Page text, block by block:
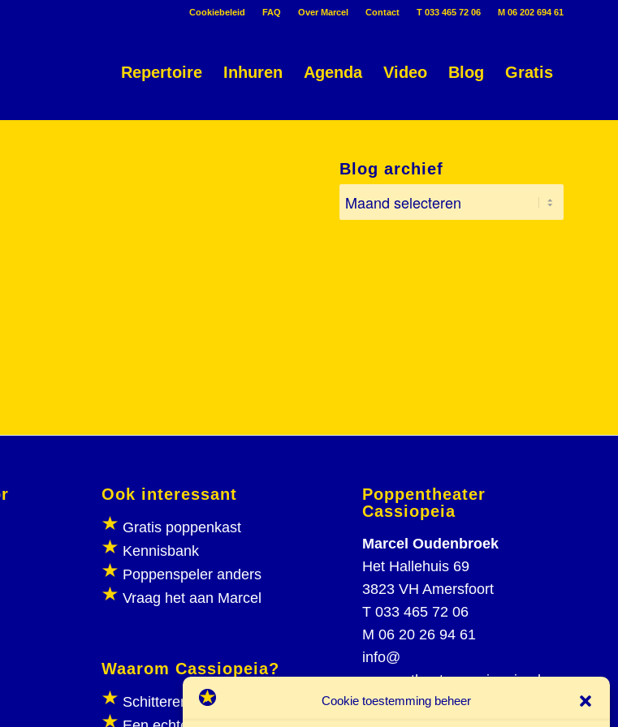
Cookie toestemming beheer
Cookiebeleid FAQ Over Marcel Contact T 033 465 72 06 M 06 202 694 61
Repertoire Inhuren Agenda Video Blog Gratis
Blog archief
Ook interessant
Gratis poppenkast
Kennisbank
Poppenspeler anders
Vraag het aan Marcel
Waarom Cassiopeia?
Schitterend poppenspel
Poppentheater
Cassiopeia
Marcel Oudenbroek
Het Hallehuis 69
3823 VH Amersfoort
T 033 465 72 06
M 06 20 26 94 61
info@
poppentheatercassiopeia.nl